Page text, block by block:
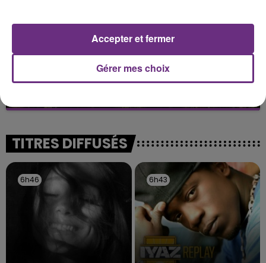
L'INSPECTION DU TRAVAIL RAPPELLE À
Alors que les dates de début des vendange 2026
l'inspection du Travail en profite pour rappeler
les conditions de...
TITRES DIFFUSÉS
6h46
6h46 6h43
6h43
Gérer mes choix
Accepter et fermer